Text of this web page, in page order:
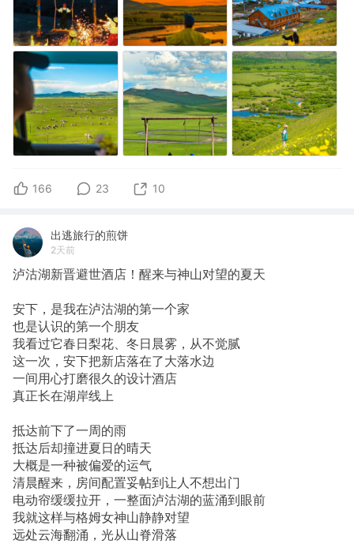
166 23 10
出逃旅行的煎饼
2天前
泸沽湖新晋避世酒店！醒来与神山对望的夏天
安下，是我在泸沽湖的第一个家
也是认识的第一个朋友
我看过它春日梨花、冬日晨雾，从不觉腻
这一次，安下把新店落在了大落水边
一间用心打磨很久的设计酒店
真正长在湖岸线上
抵达前下了一周的雨
抵达后却撞进夏日的晴天
大概是一种被偏爱的运气
清晨醒来，房间配置妥帖到让人不想出门
电动帘缓缓拉开，一整面泸沽湖的蓝涌到眼前
我就这样与格姆女神山静静对望
远处云海翻涌，光从山脊滑落